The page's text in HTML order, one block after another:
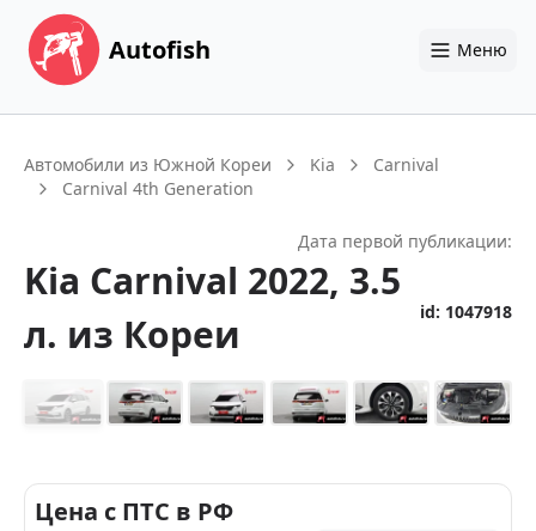
Autofish Меню
Автомобили из Южной Кореи Kia
Carnival
Carnival 4th Generation
Дата первой публикации:
Kia Carnival 2022, 3.5
л. из Кореи id: 1047918
Цена с ПТС в РФ